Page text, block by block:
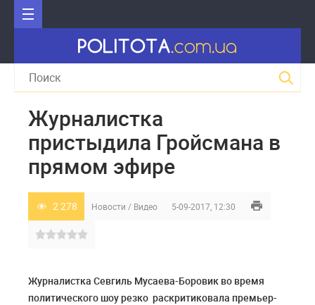
Журналистка
пристыдила Гройсмана в
прямом эфире
2 278 Новости / Видео 5-09-2017, 12:30
Журналистка Севгиль Мусаева-Боровик во время
политического шоу резко раскритиковала премьер-